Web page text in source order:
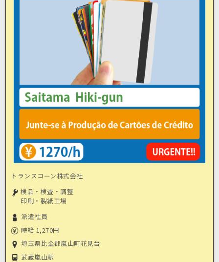
トランスコーン株式会社
検品・検査・調整
印刷・製紙工場
派遣社員
時給 1,270円
埼玉県比企郡嵐山町花見台
武蔵嵐山駅